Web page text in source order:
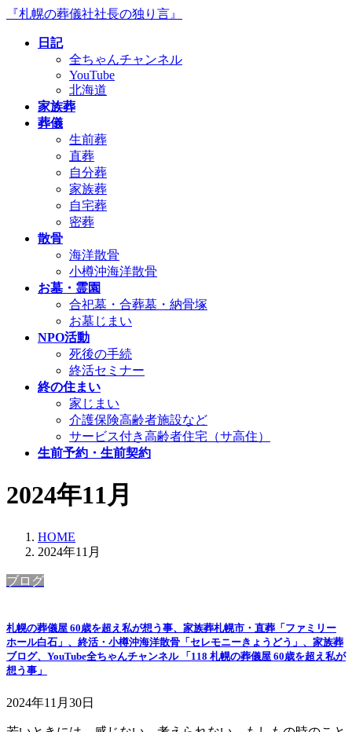
コ
ナ
『札幌の葬儀社社長の独り言』
日記
全ちゃんチャンネル
YouTube
北海道
家族葬
葬儀
生前葬
直葬
自分葬
家族葬
自宅葬
密葬
散骨
海洋散骨
小樽沖海洋散骨
お墓・霊園
合祀墓・合葬墓・納骨塚
お墓じまい
NPO活動
死後の手続
終活セミナー
終の住まい
家じまい
介護保険高齢者施設など
サービス付き高齢者住宅（サ高住）
生前予約・生前契約
2024年11月
HOME
2024年11月
ブログ
札幌の葬儀屋 60歳を超え私が想う事、家族葬札幌市・直葬「ファミリー
ホール白石」、終活・小樽沖海洋散骨「セレモニーきょうどう」、家族葬
ブログ、YouTube全ちゃんチャンネル 「118 札幌の葬儀屋 60歳を超え私が
想う事」
2024年11月30日